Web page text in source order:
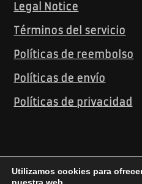
Legal Notice
Términos del servicio
Políticas de reembolso
Políticas de envío
Políticas de privacidad
Utilizamos cookies para